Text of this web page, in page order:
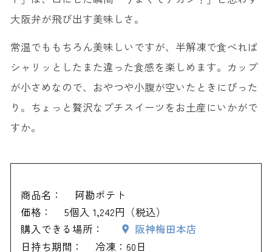
大阪弁が飛び出す美味しさ。
常温でももちろん美味しいですが、半解凍で食べれば
シャリッとしたまた違った食感を楽しめます。カップ
が小さめなので、おやつや小腹が空いたときにぴった
り。ちょっと贅沢なプチスイーツをお土産にいかがで
すか。
商品名：
阿勘ポテト
価格：
5個入 1,242円（税込）
購入できる場所：
阪神梅田本店
日持ち期間：
冷凍：60日